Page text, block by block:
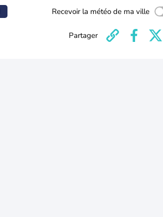
Recevoir la météo de ma ville
Partager